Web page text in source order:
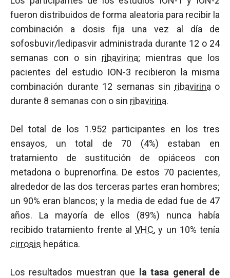
fueron distribuidos de forma aleatoria para recibir la
combinación a dosis fija una vez al día de
sofosbuvir/ledipasvir administrada durante 12 o 24
semanas con o sin ribavirina; mientras que los
pacientes del estudio ION-3 recibieron la misma
combinación durante 12 semanas sin ribavirina o
durante 8 semanas con o sin ribavirina.
Del total de los 1.952 participantes en los tres
ensayos, un total de 70 (4%) estaban en
tratamiento de sustitución de opiáceos con
metadona o buprenorfina. De estos 70 pacientes,
alrededor de las dos terceras partes eran hombres;
un 90% eran blancos; y la media de edad fue de 47
años. La mayoría de ellos (89%) nunca había
recibido tratamiento frente al VHC, y un 10% tenía
cirrosis hepática.
Los resultados muestran que
la tasa general de